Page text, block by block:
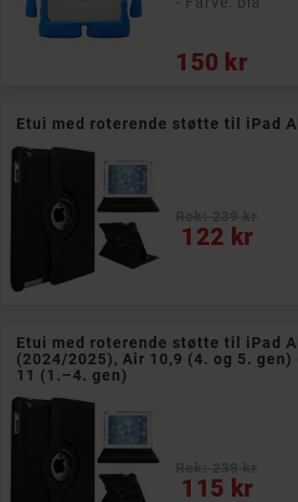
150 kr
Pris
Etui med roterende støtte til iPad
122 kr
Pris
Etui med roterende støtte til iPad
(2024/2025), Air 10,9 (4. og 5. gen)
11 (1.–4. gen)
115 kr
Pris